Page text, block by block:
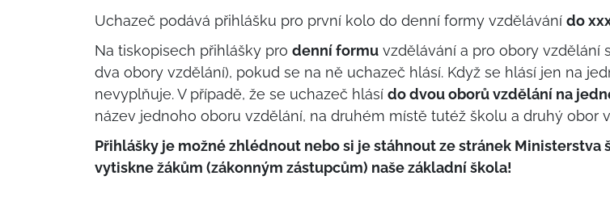
Uchazeč podává přihlášku pro první kolo do denní formy vzdělávání do
Na tiskopisech přihlášky pro denní formu vzdělávání a pro obory vzdělání
dva obory vzdělání), pokud se na ně uchazeč hlásí. Když se hlásí jen na
nevyplňuje. V případě, že se uchazeč hlásí do dvou oborů vzdělání na
název jednoho oboru vzdělání, na druhém místě tutéž školu a druhý obor
Přihlášky je možné zhlédnout nebo si je stáhnout ze stránek Ministerstva
vytiskne žákům (zákonným zástupcům) naše základní škola!